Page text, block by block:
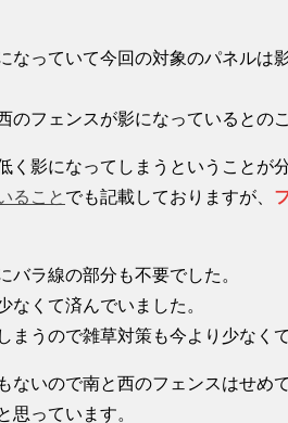
なっていて今回の対象のパネルは
フェンスが影になっているとの
く影になってしまうということが
ること でも記載しておりますが、
バラ線の部分も不要でした。
なくて済んでいました。
まうので雑草対策も今より少なく
ないので南と西のフェンスはせめ
思っています。